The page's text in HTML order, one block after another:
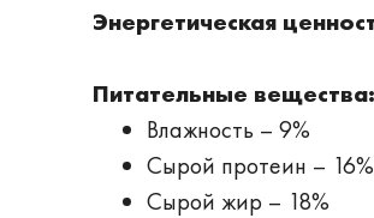
Энергетическая
Питательные вещества:
Влажность – 9%
Сырой протеин – 16%
Сырой жир – 18%